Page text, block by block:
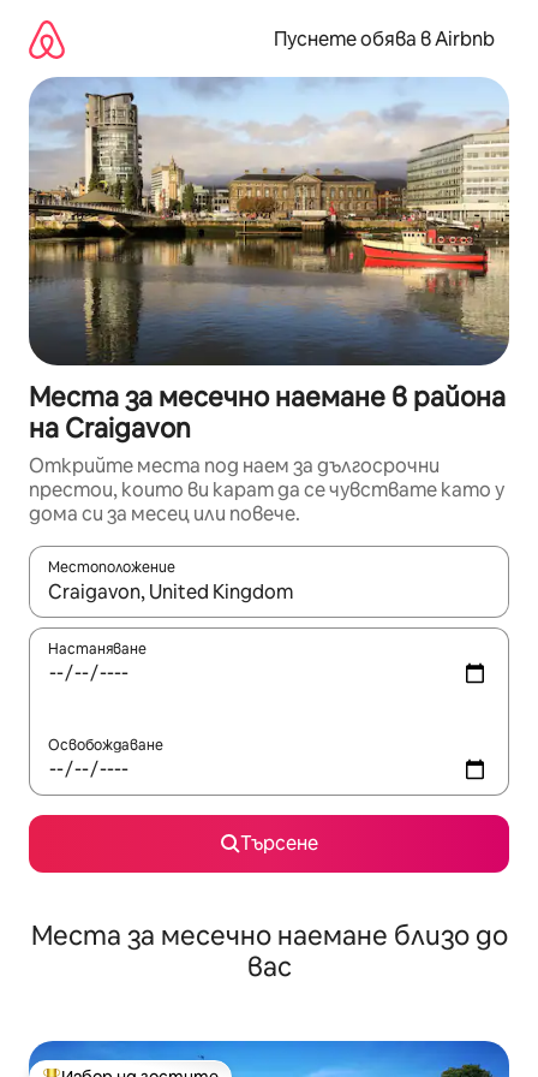
съдържанието
Пуснете обява в Airbnb
Места за месечно наемане в района
на Craigavon
Открийте места под наем за дългосрочни
престои, които ви карат да се чувствате като у
дома си за месец или повече.
Местоположение
Когато резултатите се покажат, използвайте
Настаняване
Освобождаване
Търсене
Места за месечно наемане близо до
вас